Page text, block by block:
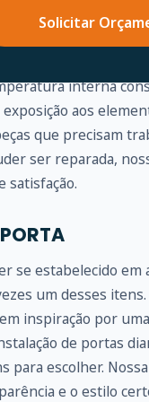
Solicitar
a porta de
podem representar
interna
aos
que precisam
ser reparada,
satisfação.
se estabelecido
um desses
inspiração por
de portas
para escolher.
e o estilo